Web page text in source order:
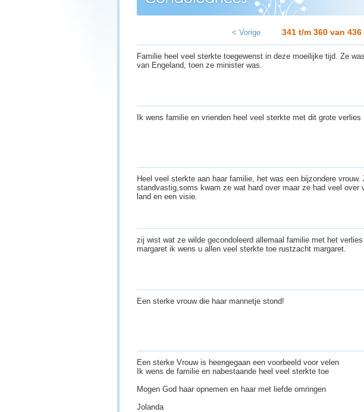
< Vorige 341 t/m 360 van 436
Familie heel veel sterkte toegewenst in deze moeilijke tijd. Ze
van Engeland, toen ze minister was.
Ik wens familie en vrienden heel veel sterkte met dit grote verlies
Heel veel sterkte aan haar familie, het was een bijzondere vrouw.
standvastig,soms kwam ze wat hard over maar ze had veel over
land en een visie.
zij wist wat ze wilde gecondoleerd allemaal familie met het
margaret ik wens u allen veel sterkte toe rustzacht margaret.
Een sterke vrouw die haar mannetje stond!
Een sterke Vrouw is heengegaan een voorbeeld voor velen
Ik wens de familie en nabestaande heel veel sterkte toe
Mogen God haar opnemen en haar met liefde omringen
Jolanda